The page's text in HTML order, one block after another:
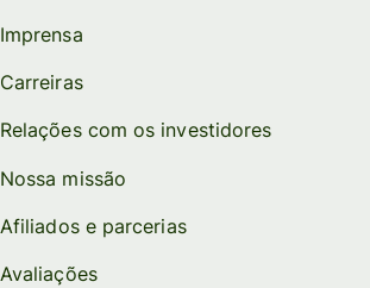
Imprensa
Carreiras
Relações com os investidores
Nossa missão
Afiliados e parcerias
Avaliações